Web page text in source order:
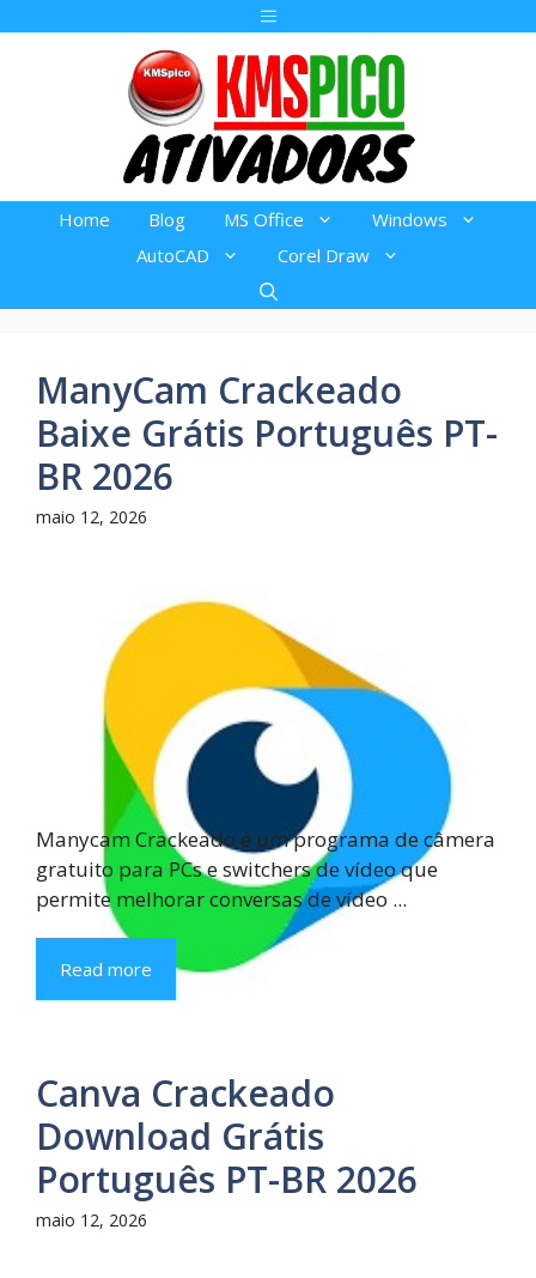
Menu
Home Blog MS Office
Windows
AutoCAD
Corel Draw
ManyCam Crackeado
Baixe Grátis Português PT-
BR 2026
maio 12, 2026
Manycam Crackeado é um programa de câmera
gratuito para PCs e switchers de vídeo que
permite melhorar conversas de vídeo ...
Read more
Canva Crackeado
Download Grátis
Português PT-BR 2026
maio 12, 2026